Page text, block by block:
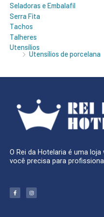
Seladoras e Embalafil
Serra Fita
Tachos
Talheres
Utensílios
Utensílios de porcelana
O Rei da Hotelaria é uma
você precisa para
F
a
c
I
n
s